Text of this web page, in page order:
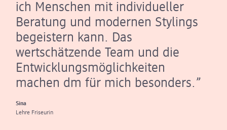
ich Menschen mit individueller
Beratung und modernen Stylings
begeistern kann. Das
wertschätzende Team und die
Entwicklungsmöglichkeiten
machen dm für mich besonders.
Sina
Lehre Friseurin